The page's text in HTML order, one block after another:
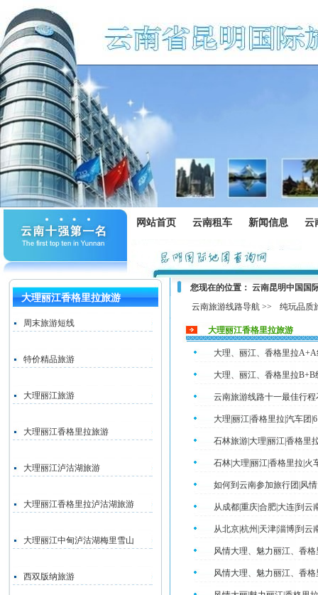
网站首页 云南租车 新闻信息 云
大理丽江香格里拉旅游
周末旅游短线
特价精品旅游
大理丽江旅游
大理丽江香格里拉旅游
大理丽江泸沽湖旅游
大理丽江香格里拉泸沽湖旅游
大理丽江中甸泸沽湖梅里雪山
西双版纳旅游
您现在的位置： 云南昆明中国国
云南旅游线路导航 >>
纯玩品质
大理丽江香格里拉旅游
大理、丽江、香格里拉
大理、丽江、香格里拉B+B
云南旅游线路十一最佳行
大理|丽江|香格里拉|汽车团
石林旅游|大理|丽江|香格里
石林|大理|丽江|香格里拉|火
如何到云南参加旅行团|风
从成都|重庆|合肥|大连|到
从北京|杭州|天津|淄博|到
风情大理、魅力丽江、香
风情大理、魅力丽江、香